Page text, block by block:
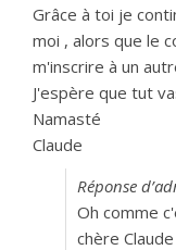
Grâce à toi je
moi , alors que le
m'inscrire à un
J'espère que tut
Namasté
Claude
Réponse
Oh comme
chère